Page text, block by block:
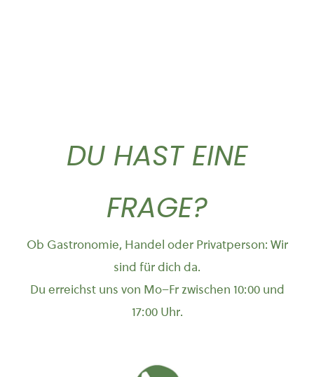
DU HAST EINE
FRAGE?
Ob Gastronomie, Handel oder Privatperson: Wir
sind für dich da.
Du erreichst uns von Mo–Fr zwischen 10:00 und
17:00 Uhr.